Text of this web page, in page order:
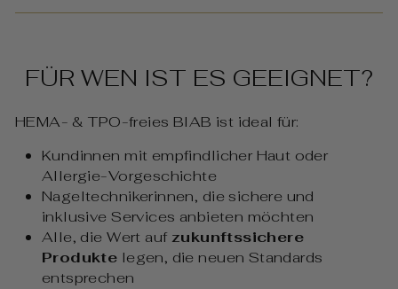
FÜR WEN IST ES GEEIGNET?
HEMA- & TPO-freies BIAB ist ideal für:
Kundinnen mit empfindlicher Haut oder
Allergie-Vorgeschichte
Nageltechnikerinnen, die sichere und
inklusive Services anbieten möchten
Alle, die Wert auf zukunftssichere
Produkte legen, die neuen Standards
entsprechen